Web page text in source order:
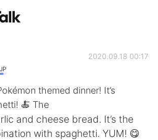
Checker
JP
2020.09.18 00:17
themed dinner! It’s
🍝 The
and cheese bread. It’s the
with spaghetti. YUM! 😋